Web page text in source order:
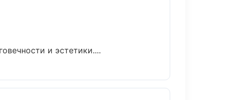
и эстетики....